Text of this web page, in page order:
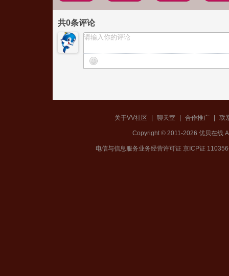
共0条评论
关于VV社区 聊天室 合作推广 联
Copyright © 2011-2026 优贝在线
电信与信息服务业务经营许可证 京ICP证